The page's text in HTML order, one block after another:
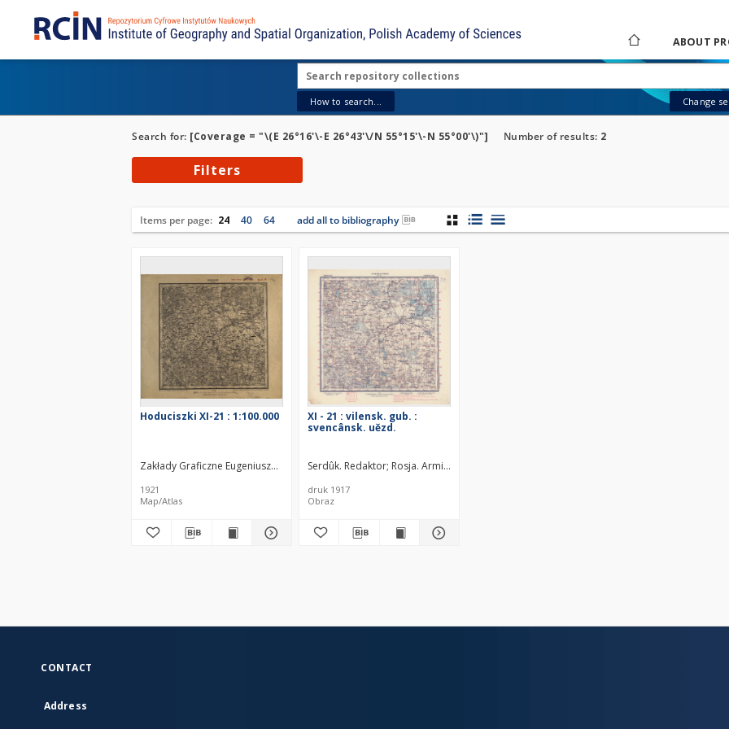
ABOUT
How to search... Change
Search for: [Coverage = "\(E 26°16'\-E 26°43'\/N 55°15'\-N 55°00'\)"] Number of results: 2
Filters
Items per page: 24 40 64 add all to bibliography
Hoduciszki XI-21 : 1:100.000
Zakłady Graficzne Eugeniusza i dra Kazimierza Koziańskich. Redaktor
1921
Map/Atlas
XI - 21 : vilensk. gub. :
svencânsk. uězd.
Serdûk. Redaktor Rosja. Armiâ. Glavnyj štab. Litografìâ kartografičeskago zavedenìâ.
druk 1917
Obraz
CONTACT
Address